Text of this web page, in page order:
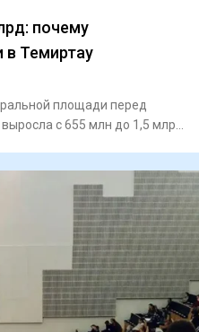
почему
в Темиртау
площади перед
с 655 млн до 1,5 млрд